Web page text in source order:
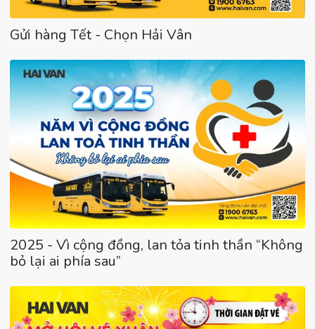
Gửi hàng Tết - Chọn Hải Vân
2025 - Vì cộng đồng, lan tỏa tinh thần “Không
bỏ lại ai phía sau”